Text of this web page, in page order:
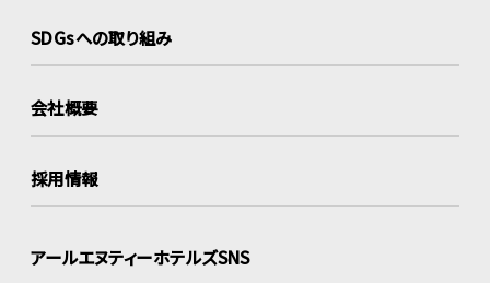
SDGsへの取り組み
会社概要
採用情報
アールエヌティーホテルズSNS